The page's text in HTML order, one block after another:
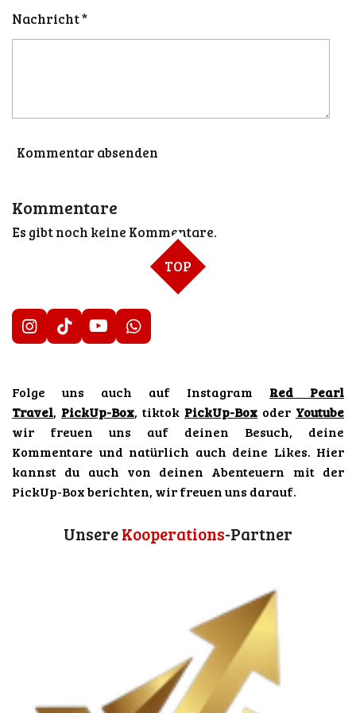
Nachricht *
Kommentar absenden
Kommentare
Es gibt noch keine Kommentare.
TOP
I
n
a
g
r
m
T
i
o
k
Y
o
u
b
W
h
A
Folge uns auch auf Instagram Red Pearl
Travel, PickUp-Box, tiktok PickUp-Box oder Youtube
wir freuen uns auf deinen Besuch, deine
Kommentare und natürlich auch deine Likes. Hier
kannst du auch von deinen Abenteuern mit der
PickUp-Box berichten, wir freuen uns darauf.
UnsereKooperations-Partner